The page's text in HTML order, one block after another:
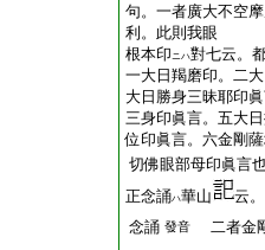
句。一者廣大不空
利。此則我眼
根本印ニハ對七云。
一大日羯磨印。二
大日勝身三昧耶印
三身印眞言。五大
位印眞言。六金剛
切佛眼部母印眞言
正念誦ハ華山
云
念誦 發音 二者金